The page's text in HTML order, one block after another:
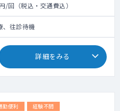
/回（税込・交通費込）
、往診待機
詳細をみる
勤便利
経験不問